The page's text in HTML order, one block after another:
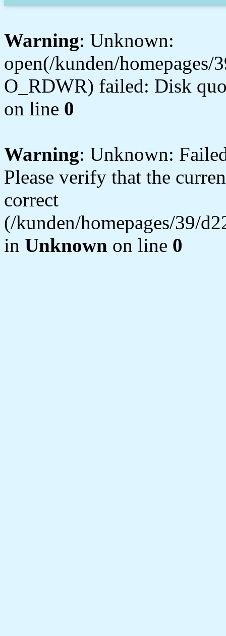
Warning: Unknown:
open(/kunden/
O_RDWR) failed: Disk
on line 0
Warning: Unknown:
Please verify that the
correct
(/kunden/homepages/39/
in Unknown on line 0